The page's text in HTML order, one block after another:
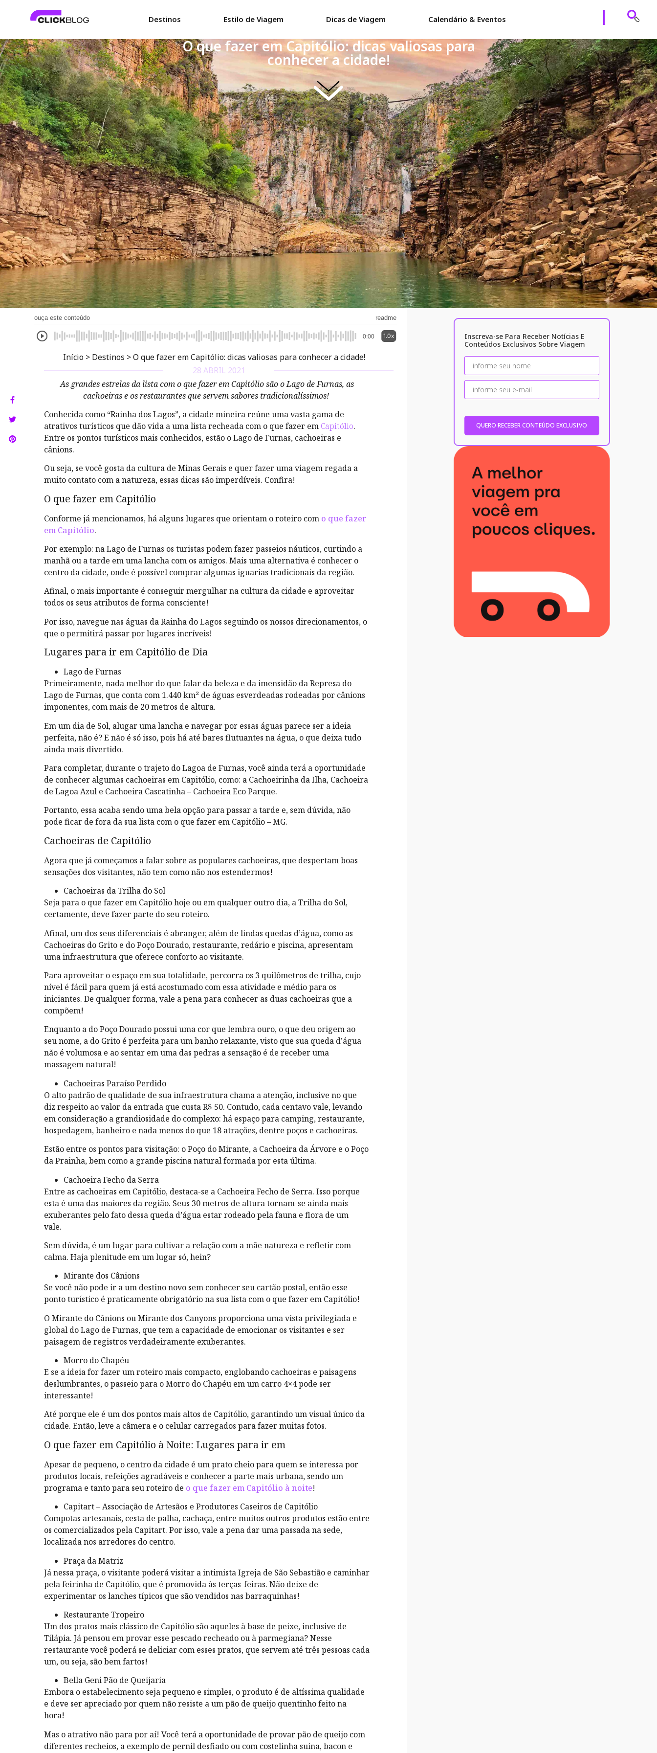
Destinos Estilo de Viagem Dicas de Viagem Calendário & Eventos
O que fazer em Capitólio: dicas valiosas para
conhecer a cidade!
ouça este conteúdo readme
0:00 1.0x
Início > Destinos >O que fazer em Capitólio: dicas valiosas para conhecer a cidade!
28 ABRIL 2021
As grandes estrelas da lista com o que fazer em Capitólio são o Lago de Furnas, as
cachoeiras e os restaurantes que servem sabores tradicionalíssimos!
Conhecida como “Rainha dos Lagos”, a cidade mineira reúne uma vasta gama de
atrativos turísticos que dão vida a uma lista recheada com o que fazer em Capitólio.
Entre os pontos turísticos mais conhecidos, estão o Lago de Furnas, cachoeiras e
cânions.
Ou seja, se você gosta da cultura de Minas Gerais e quer fazer uma viagem regada a
muito contato com a natureza, essas dicas são imperdíveis. Confira!
O que fazer em Capitólio
Conforme já mencionamos, há alguns lugares que orientam o roteiro com o que fazer
em Capitólio.
Por exemplo: na Lago de Furnas os turistas podem fazer passeios náuticos, curtindo a
manhã ou a tarde em uma lancha com os amigos. Mais uma alternativa é conhecer o
centro da cidade, onde é possível comprar algumas iguarias tradicionais da região.
Afinal, o mais importante é conseguir mergulhar na cultura da cidade e aproveitar
todos os seus atributos de forma consciente!
Por isso, navegue nas águas da Rainha do Lagos seguindo os nossos direcionamentos, o
que o permitirá passar por lugares incríveis!
Lugares para ir em Capitólio de Dia
Lago de Furnas
Primeiramente, nada melhor do que falar da beleza e da imensidão da Represa do
Lago de Furnas, que conta com 1.440 km² de águas esverdeadas rodeadas por cânions
imponentes, com mais de 20 metros de altura.
Em um dia de Sol, alugar uma lancha e navegar por essas águas parece ser a ideia
perfeita, não é? E não é só isso, pois há até bares flutuantes na água, o que deixa tudo
ainda mais divertido.
Para completar, durante o trajeto do Lagoa de Furnas, você ainda terá a oportunidade
de conhecer algumas cachoeiras em Capitólio, como: a Cachoeirinha da Ilha, Cachoeira
de Lagoa Azul e Cachoeira Cascatinha – Cachoeira Eco Parque.
Portanto, essa acaba sendo uma bela opção para passar a tarde e, sem dúvida, não
pode ficar de fora da sua lista com o que fazer em Capitólio – MG.
Cachoeiras de Capitólio
Agora que já começamos a falar sobre as populares cachoeiras, que despertam boas
sensações dos visitantes, não tem como não nos estendermos!
Cachoeiras da Trilha do Sol
Seja para o que fazer em Capitólio hoje ou em qualquer outro dia, a Trilha do Sol,
certamente, deve fazer parte do seu roteiro.
Afinal, um dos seus diferenciais é abranger, além de lindas quedas d’água, como as
Cachoeiras do Grito e do Poço Dourado, restaurante, redário e piscina, apresentam
uma infraestrutura que oferece conforto ao visitante.
Para aproveitar o espaço em sua totalidade, percorra os 3 quilômetros de trilha, cujo
nível é fácil para quem já está acostumado com essa atividade e médio para os
iniciantes. De qualquer forma, vale a pena para conhecer as duas cachoeiras que a
compõem!
Enquanto a do Poço Dourado possui uma cor que lembra ouro, o que deu origem ao
seu nome, a do Grito é perfeita para um banho relaxante, visto que sua queda d’água
não é volumosa e ao sentar em uma das pedras a sensação é de receber uma
massagem natural!
Cachoeiras Paraíso Perdido
O alto padrão de qualidade de sua infraestrutura chama a atenção, inclusive no que
diz respeito ao valor da entrada que custa R$ 50. Contudo, cada centavo vale, levando
em consideração a grandiosidade do complexo: há espaço para camping, restaurante,
hospedagem, banheiro e nada menos do que 18 atrações, dentre poços e cachoeiras.
Estão entre os pontos para visitação: o Poço do Mirante, a Cachoeira da Árvore e o Poço
da Prainha, bem como a grande piscina natural formada por esta última.
Cachoeira Fecho da Serra
Entre as cachoeiras em Capitólio, destaca-se a Cachoeira Fecho de Serra. Isso porque
esta é uma das maiores da região. Seus 30 metros de altura tornam-se ainda mais
exuberantes pelo fato dessa queda d’água estar rodeado pela fauna e flora de um
vale.
Sem dúvida, é um lugar para cultivar a relação com a mãe natureza e refletir com
calma. Haja plenitude em um lugar só, hein?
Mirante dos Cânions
Se você não pode ir a um destino novo sem conhecer seu cartão postal, então esse
ponto turístico é praticamente obrigatório na sua lista com o que fazer em Capitólio!
O Mirante do Cânions ou Mirante dos Canyons proporciona uma vista privilegiada e
global do Lago de Furnas, que tem a capacidade de emocionar os visitantes e ser
paisagem de registros verdadeiramente exuberantes.
Morro do Chapéu
E se a ideia for fazer um roteiro mais compacto, englobando cachoeiras e paisagens
deslumbrantes, o passeio para o Morro do Chapéu em um carro 4×4 pode ser
interessante!
Até porque ele é um dos pontos mais altos de Capitólio, garantindo um visual único da
cidade. Então, leve a câmera e o celular carregados para fazer muitas fotos.
O que fazer em Capitólio à Noite: Lugares para ir em
Apesar de pequeno, o centro da cidade é um prato cheio para quem se interessa por
produtos locais, refeições agradáveis e conhecer a parte mais urbana, sendo um
programa e tanto para seu roteiro de o que fazer em Capitólio à noite!
Capitart – Associação de Artesãos e Produtores Caseiros de Capitólio
Compotas artesanais, cesta de palha, cachaça, entre muitos outros produtos estão entre
os comercializados pela Capitart. Por isso, vale a pena dar uma passada na sede,
localizada nos arredores do centro.
Praça da Matriz
Já nessa praça, o visitante poderá visitar a intimista Igreja de São Sebastião e caminhar
pela feirinha de Capitólio, que é promovida às terças-feiras. Não deixe de
experimentar os lanches típicos que são vendidos nas barraquinhas!
Restaurante Tropeiro
Um dos pratos mais clássico de Capitólio são aqueles à base de peixe, inclusive de
Tilápia. Já pensou em provar esse pescado recheado ou à parmegiana? Nesse
restaurante você poderá se deliciar com esses pratos, que servem até três pessoas cada
um, ou seja, são bem fartos!
Bella Geni Pão de Queijaria
Embora o estabelecimento seja pequeno e simples, o produto é de altíssima qualidade
e deve ser apreciado por quem não resiste a um pão de queijo quentinho feito na
hora!
Mas o atrativo não para por aí! Você terá a oportunidade de provar pão de queijo com
diferentes recheios, a exemplo de pernil desfiado ou com costelinha suína, bacon e
Inscreva-se Para Receber Notícias E
Conteúdos Exclusivos Sobre Viagem